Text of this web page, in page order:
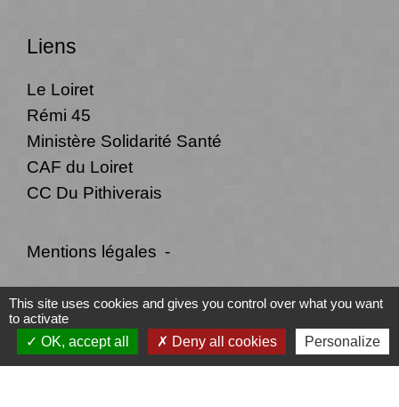
Liens
Le Loiret
Rémi 45
Ministère Solidarité Santé
CAF du Loiret
CC Du Pithiverais
Mentions légales -
Politique de confidentialité - Accessibilité -
Plan du site - Gestion des cookies
This site uses cookies and gives you control over what you want
to activate
OK, accept all
Deny all cookies Personalize